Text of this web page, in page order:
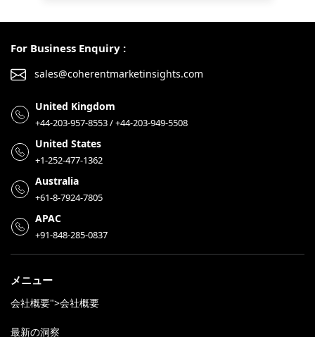
For Business Enquiry :
sales@coherentmarketinsights.com
United Kingdom
+44-203-957-8553 / +44-203-949-5508
United States
+1-252-477-1362
Australia
+61-8-7924-7805
APAC
+91-848-285-0837
メニュー
会社概要">会社概要
最新の洞察